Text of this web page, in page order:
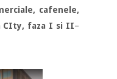
cafenele,
CIty, faza I si II–